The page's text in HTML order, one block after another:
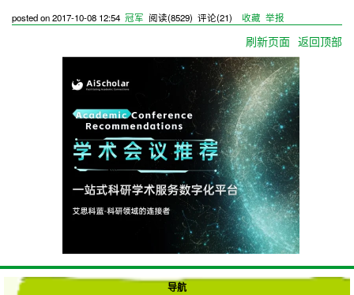
导航
posted on2017-10-08 12:54 冠军 阅读(8529) 评论(21) 收藏 举报
刷新页面 返回顶部